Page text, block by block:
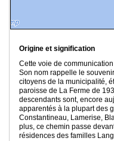
Origine et signification
Cette voie de
Son nom rappelle le
citoyens de la municipalité,
paroisse de La Ferme de
descendants sont, encore
apparentés à la plupart des
Constantineau, Lamerise,
plus, ce chemin passe
résidences des familles